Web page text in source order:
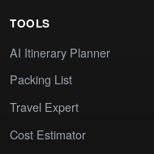
TOOLS
AI Itinerary Planner
Packing List
Travel Expert
Cost Estimator